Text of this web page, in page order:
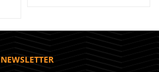
NEWSLETTER